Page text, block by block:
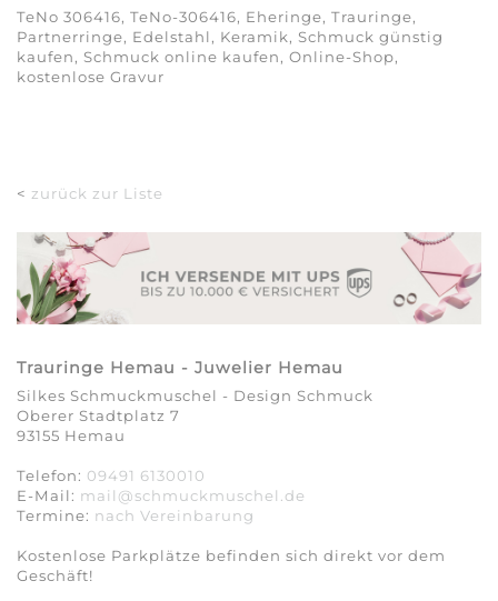
TeNo 306416, TeNo-306416, Eheringe, Trauringe,
Partnerringe, Edelstahl, Keramik, Schmuck günstig
kaufen, Schmuck online kaufen, Online-Shop,
kostenlose Gravur
< zurück zur Liste
Trauringe Hemau - Juwelier Hemau
Silkes Schmuckmuschel - Design Schmuck
Oberer Stadtplatz 7
93155 Hemau
Telefon: 09491 6130010
E-Mail: mail@schmuckmuschel.de
Termine: nach Vereinbarung​​​​​​​
Kostenlose Parkplätze befinden sich direkt vor dem
Geschäft!